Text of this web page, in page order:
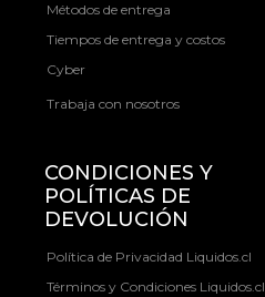
Métodos de entrega
Tiempos de entrega y costos
Cyber
Trabaja con nosotros
CONDICIONES Y
POLÍTICAS DE
DEVOLUCIÓN
Política de Privacidad Liquidos.cl
Términos y Condiciones Liquidos.cl